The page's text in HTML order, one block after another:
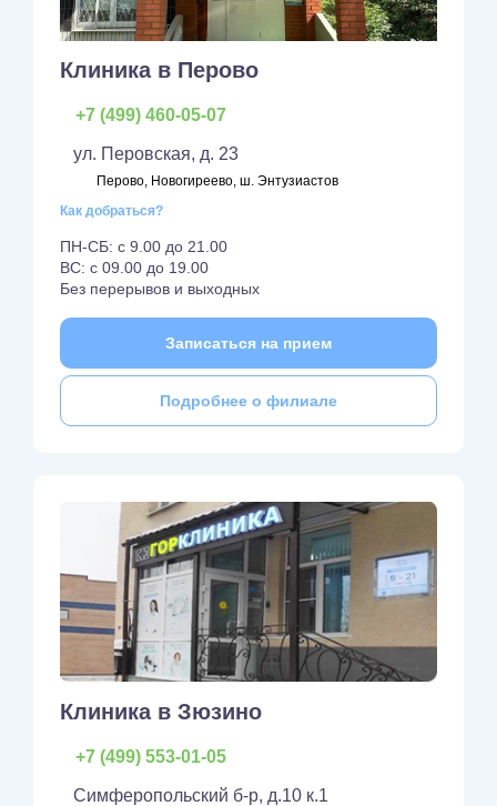
Клиника в Перово
+7 (499) 460-05-07
ул. Перовская, д. 23
Перово, Новогиреево, ш. Энтузиастов
Как добраться?
ПН-СБ: с 9.00 до 21.00
ВС: с 09.00 до 19.00
Без перерывов и выходных
Записаться на прием
Подробнее о филиале
Клиника в Зюзино
+7 (499) 553-01-05
Симферопольский б-р, д.10 к.1